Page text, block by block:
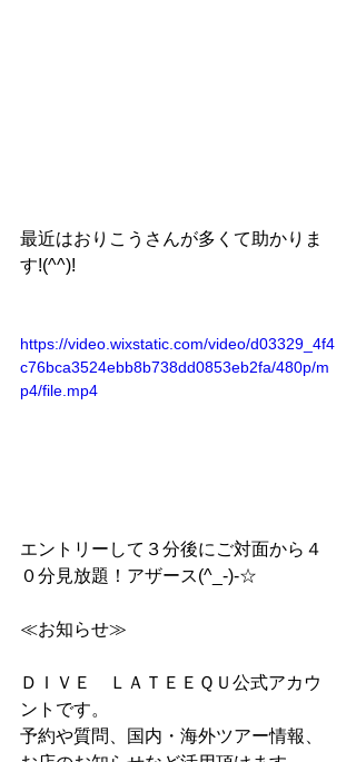
最近はおりこうさんが多くて助かりま
す!(^^)!
https://video.wixstatic.com/video/d03329_4f4
c76bca3524ebb8b738dd0853eb2fa/480p/m
p4/file.mp4
エントリーして３分後にご対面から４
０分見放題！アザース(^_-)-☆
≪お知らせ≫
ＤＩＶＥ　ＬＡＴＥＥＱＵ公式アカウ
ントです。
予約や質問、国内・海外ツアー情報、